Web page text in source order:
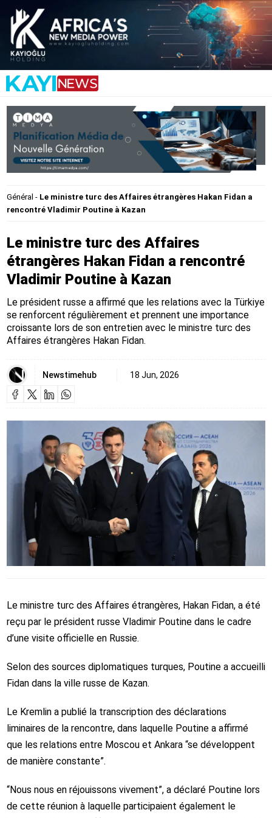
Général - Le ministre turc des Affaires étrangères Hakan Fidan a
rencontré Vladimir Poutine à Kazan
Le ministre turc des Affaires
étrangères Hakan Fidan a rencontré
Vladimir Poutine à Kazan
Le président russe a affirmé que les relations avec la Türkiye
se renforcent régulièrement et prennent une importance
croissante lors de son entretien avec le ministre turc des
Affaires étrangères Hakan Fidan.
Newstimehub 18 Jun, 2026
Le ministre turc des Affaires étrangères, Hakan Fidan, a été
reçu par le président russe Vladimir Poutine dans le cadre
d’une visite officielle en Russie.
Selon des sources diplomatiques turques, Poutine a accueilli
Fidan dans la ville russe de Kazan.
Le Kremlin a publié la transcription des déclarations
liminaires de la rencontre, dans laquelle Poutine a affirmé
que les relations entre Moscou et Ankara “se développent
de manière constante”.
“Nous nous en réjouissons vivement”, a déclaré Poutine lors
de cette réunion à laquelle participaient également le